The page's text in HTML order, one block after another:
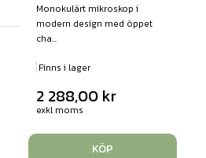
Monokulärt mikroskop i
modern design med öppet
cha...
Finns i lager
2 288,00 kr
exkl moms
KÖP